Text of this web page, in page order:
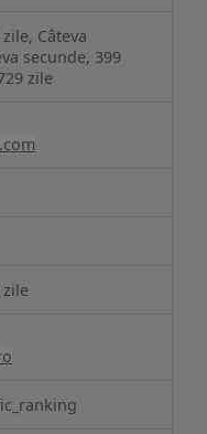
zile, Câteva
secunde, 399
zile
zile